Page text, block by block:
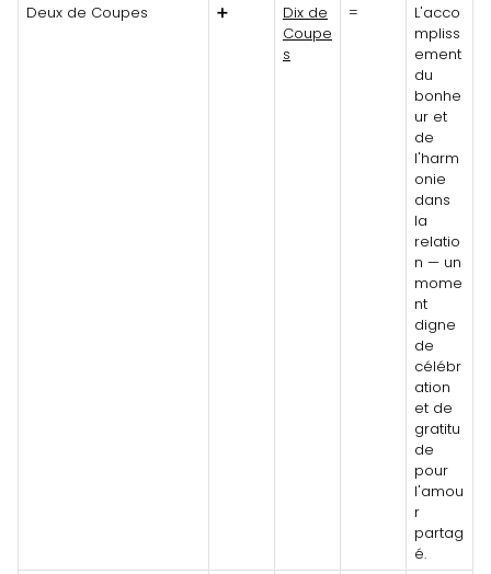
Deux de Coupes
➕
Dix de
Coupe
s
=
L'acco
mpliss
ement
du
bonhe
ur et
de
l'harm
onie
dans
la
relatio
n — un
mome
nt
digne
de
célébr
ation
et de
gratitu
de
pour
l'amou
r
partag
é.